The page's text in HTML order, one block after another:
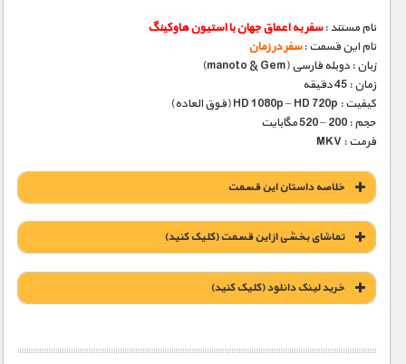
نام مستند :سفر به اعماق جهان با استیون هاوکینگ
نام این قسمت :سفر در زمان
زبان : دوبله فارسی (manoto & Gem)
زمان : 45 دقیقه
کیفیت : HD 1080p – HD 720p (فوق العاده)
حجم : 200 – 520 مگابایت
فرمت : MKV
خلاصه داستان این قسمت
تماشای بخشی از این قسمت (کلیک کنید)
خريد لينک دانلود (کليک کنيد)
1900 تومان – خريد لينک دانلود (افزودن به سبد خريد)